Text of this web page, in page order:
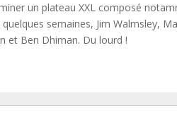
un plateau XXL composé
semaines, Jim Walmsley,
et Ben Dhiman. Du lourd !